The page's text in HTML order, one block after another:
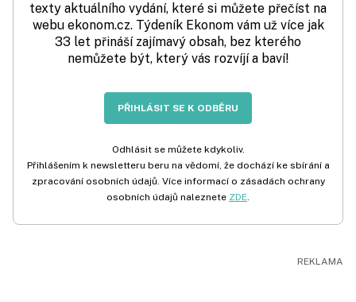
texty aktuálního vydání, které si můžete přečíst na
webu ekonom.cz. Týdeník Ekonom vám už více jak
33 let přináší zajímavý obsah, bez kterého
nemůžete být, který vás rozvíjí a baví!
PŘIHLÁSIT SE K ODBĚRU
Odhlásit se můžete kdykoliv.
Přihlášením k newsletteru beru na vědomí, že dochází ke sbírání a
zpracování osobních údajů. Více informací o zásadách ochrany
osobních údajů naleznete ZDE.